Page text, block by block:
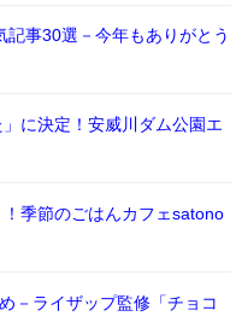
事30選－今年もありがとう
に決定！安威川ダム公園エ
季節のごはんカフェsatono
－ライザップ監修「チョコ